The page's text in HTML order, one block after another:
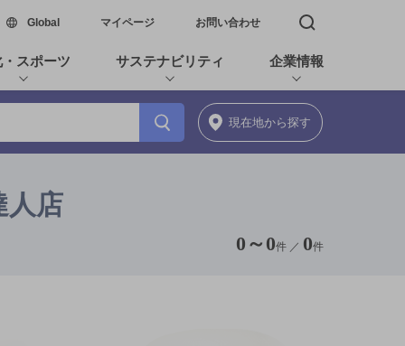
Global新しいウィンドウで開く
マイページ お問い合わせ 検索窓を開く
スポーツ サステナビリティ 企業情報
現在地から探す
人店
0 ～ 0件 ／ 0件